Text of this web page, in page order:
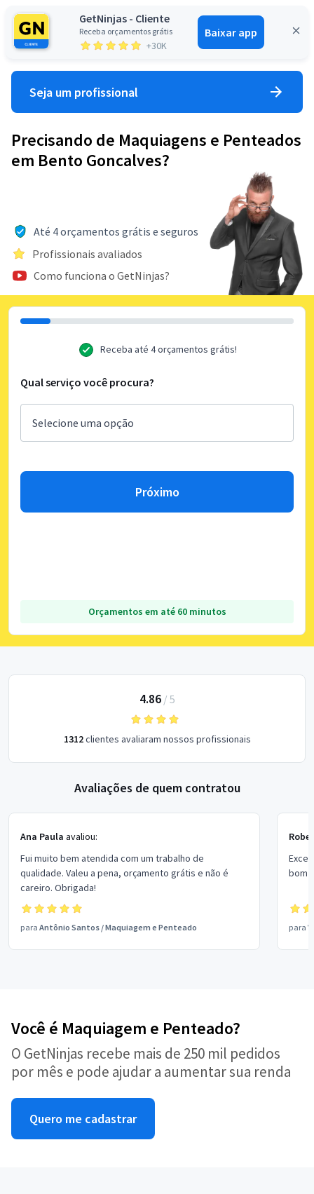
GetNinjas - Cliente
Receba orçamentos grátis
+30K
Baixar app
Entrar
Seja um profissional
Precisando de Maquiagens e Penteados
em Bento Goncalves?
Até 4 orçamentos grátis e seguros
Profissionais avaliados
Como funciona o GetNinjas?
Receba até 4 orçamentos grátis!
Qual serviço você procura?
Próximo
Orçamentos em até 60 minutos
4.86/ 5
1312clientes avaliaram nossos profissionais
Avaliações de quem contratou
Ana Paula avaliou:
Fui muito bem atendida com um trabalho de
qualidade. Valeu a pena, orçamento grátis e não é
careiro. Obrigada!
para Antônio Santos /Maquiagem e Penteado
bom
para
Você é Maquiagem e Penteado?
O GetNinjas recebe mais de 250 mil pedidos
por mês e pode ajudar a aumentar sua renda
Quero me cadastrar